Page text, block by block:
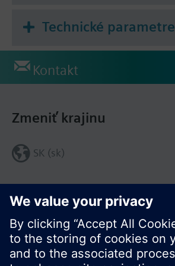
Technické parametre
Kontakt
Zdieľať túto stránku:
Zmeniť krajinu
SK (sk)